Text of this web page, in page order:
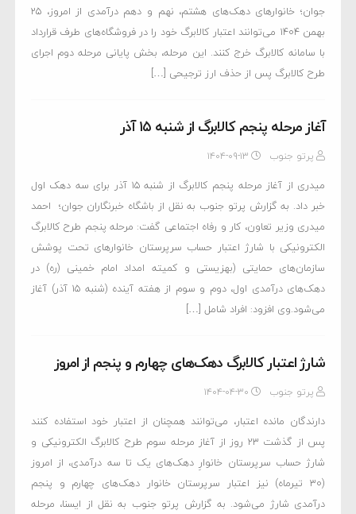
جوان؛ خانوار‌های دهک‌های هشتم، نهم و دهم درآمدی از امروز، ۲۵
بهمن ۱۴۰۴ می‌توانند اعتبار کالابرگ خود را در فروشگاه‌های طرف قرارداد
با سامانه کالابرگ خرج کنند. این مرحله، بخش پایانی مرحله دوم اجرای
طرح کالابرگ پس از حذف ارز ترجیحی […]
آغاز مرحله پنجم کالابرگ از شنبه ۱۵ آذر
پرتو جنوب ۱۴۰۴-۰۹-۱۳
میدری از آغاز مرحله پنجم کالابرگ از شنبه ۱۵ آذر برای سه دهک اول
خبر داد. به گزارش پرتو جنوب به نقل از باشگاه خبرنگاران جوان؛ احمد
میدری وزیر تعاون، کار و رفاه اجتماعی گفت: مرحله پنجم طرح کالابرگ
الکترونیکی با شارژ اعتبار حساب سرپرستان خانوار‌های تحت پوشش
سازمان‌های حمایتی (بهزیستی و کمیته امداد امام خمینی (ره) در
دهک‌های درآمدی اول، دوم و سوم از هفته آینده (شنبه ۱۵ آذر) آغاز
می‌شود.وی افزود: افراد شامل […]
شارژ اعتبار کالابرگ دهک‌های چهارم و پنجم از امروز
پرتو جنوب ۱۴۰۴-۰۴-۳۰
دارندگان مانده اعتبار، می‌توانند همچنان از اعتبار خود استفاده کنند
پس از گذشت ۲۳ روز از آغاز مرحله سوم طرح کالابرگ الکترونیکی و
شارژ حساب سرپرستان خانوارِ دهک‌های یک تا سه درآمدی، از امروز
(۳۰ تیرماه) نیز اعتبار سرپرستان خانوار دهک‌های چهارم و پنجم
درآمدی شارژ می‌شود. به گزارش پرتو جنوب به نقل از ایسنا، مرحله